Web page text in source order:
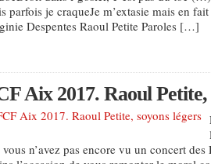
parfois je craqueJe m’extasie mais en
Despentes Raoul Petite Paroles […]
Aix 2017. Raoul Petite,
vous n’avez pas encore vu un concert